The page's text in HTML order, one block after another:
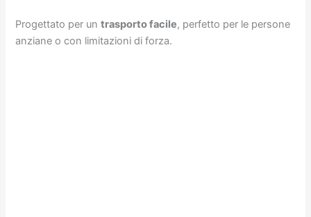
Progettato per untrasporto facile, perfetto per le persone
anziane o con limitazioni di forza.